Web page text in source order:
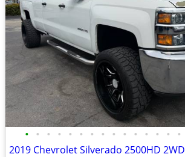
• • • • • • • • • • • • • • •
2019 Chevrolet Silverado 2500HD 2WD